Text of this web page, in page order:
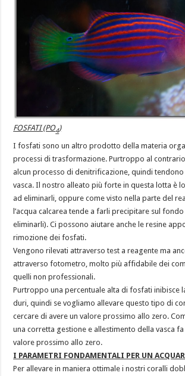
FOSFATI (PO4)
I fosfati sono un altro prodotto della materia
processi di trasformazione. Purtroppo al
alcun processo di denitrificazione, quindi tendono
vasca. Il nostro alleato più forte in questa lotta è
ad eliminarli, oppure come visto nella parte del
l’acqua calcarea tende a farli precipitare sul
eliminarli). Ci possono aiutare anche le resine
rimozione dei fosfati.
Vengono rilevati attraverso test a reagente ma
attraverso fotometro, molto più affidabile dei
quelli non professionali.
Purtroppo una percentuale alta di fosfati inibisce
duri, quindi se vogliamo allevare questo tipo di
cercare di avere un valore prossimo allo zero.
una corretta gestione e allestimento della vasca fa
valore prossimo allo zero.
I PARAMETRI FONDAMENTALI PER UN
Per allevare in maniera ottimale i nostri coralli